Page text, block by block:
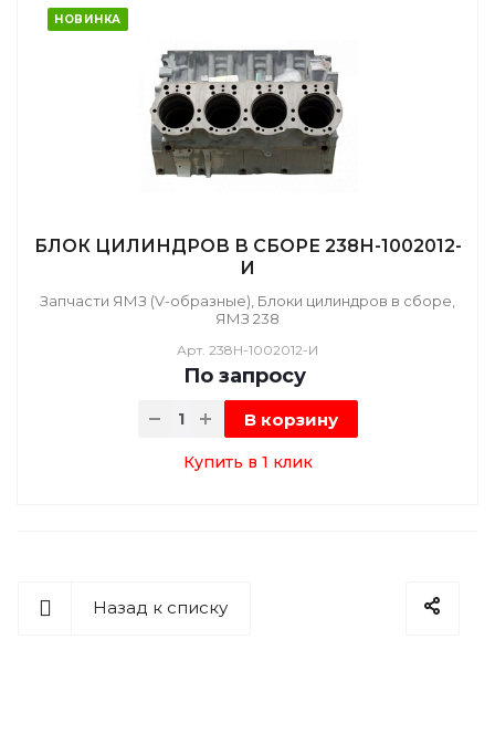
НОВИНКА
БЛОК ЦИЛИНДРОВ В СБОРЕ 238Н-1002012-
И
Запчасти ЯМЗ (V-образные), Блоки цилиндров в сборе,
ЯМЗ 238
Арт. 238Н-1002012-И
По запросу
В корзину
Купить в 1 клик
Назад к списку